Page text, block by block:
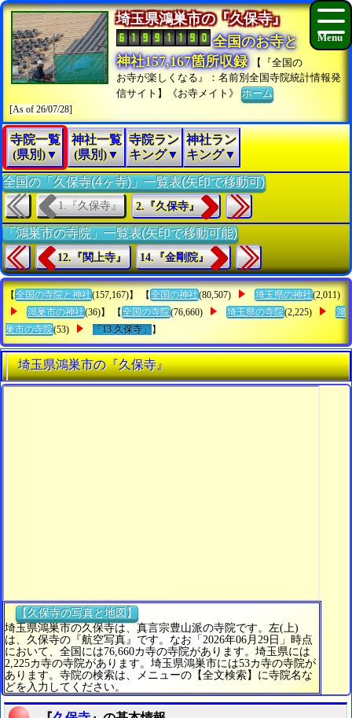
埼玉県鴻巣市の『久保寺』
全国のお寺と
神社157,167箇所収録
【『全国の
お寺が楽しくなる』：名前別全国寺院統計情報発
信サイト】《お寺メイト》ホーム
[As of 26/07/28]
寺院一覧
(県別)▼
神社一覧
(県別)▼
寺院ラン
キング▼
神社ラン
キング▼
全国の「久保寺(4ヶ寺)」一覧表(矢印で移動可)
1.『久保寺』 2.『久保寺』
「鴻巣市の寺院」一覧表(矢印で移動可能)
12.『関上寺』 14.『金剛院』
【 全国の寺院と神社(157,167)】 【 全国の神社(80,507) 埼玉県の神社(2,011)
鴻巣市の神社(36)】 【 全国の寺院(76,660) 埼玉県の寺院(2,225)
鴻
巣市の寺院(53) 「13.久保寺」 】
埼玉県鴻巣市の『久保寺』
【久保寺の写真と地図】
埼玉県鴻巣市の久保寺は、真言宗豊山派の寺院です。左(上)
は、久保寺の『航空写真』です。なお「2026年06月29日」時点
において、全国には76,660カ寺の寺院があります。埼玉県には
2,225カ寺の寺院があります。埼玉県鴻巣市には53カ寺の寺院が
あります。寺院の検索は、メニューの【全文検索】に寺院名な
どを入力してください。